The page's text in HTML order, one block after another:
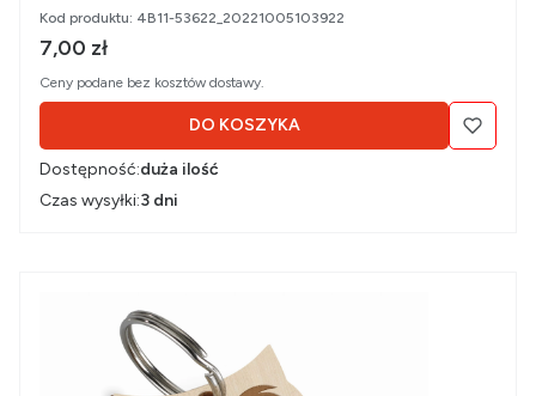
Kod produktu: 4B11-53622_20221005103922
Cena brutto
7,00 zł
Ceny podane bez kosztów dostawy.
DO KOSZYKA
Dostępność:duża ilość
Czas wysyłki:3 dni